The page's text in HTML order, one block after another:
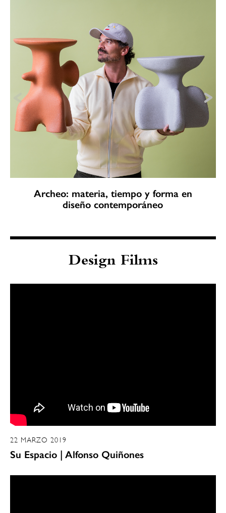
Archeo: materia, tiempo y forma en
diseño contemporáneo
Design Films
22 MARZO 2019
Su Espacio | Alfonso Quiñones